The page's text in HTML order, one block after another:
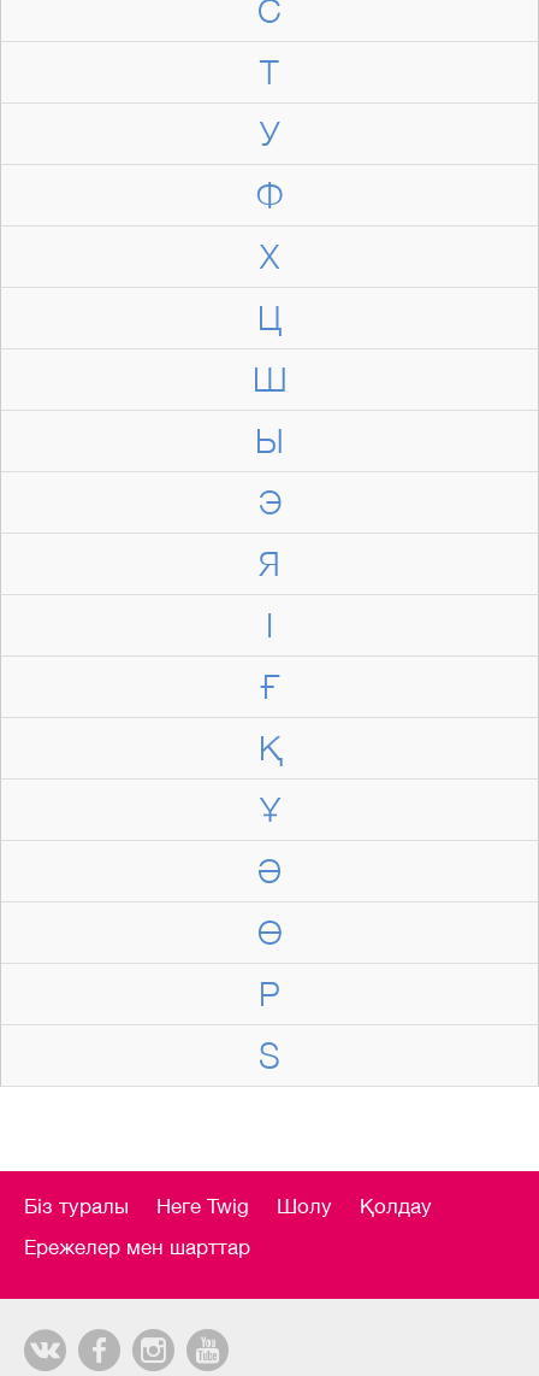
С
Т
У
Ф
Х
Ц
Ш
Ы
Э
Я
І
Ғ
Қ
Ұ
Ә
Ө
P
S
Біз туралы Неге Twig Шолу
Қолдау
Ережелер мен шарттар